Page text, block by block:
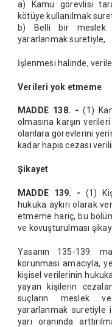
a) Kamu görevlisi
kötüye kullanılmak
b) Belli bir meslek
yararlanmak suretiyle,
İşlenmesi halinde,
Verileri yok etmeme
MADDE 138. - (1)
olmasına karşın
olanlara görevlerini
kadar hapis cezası
Şikayet
MADDE 139. - (1)
hukuka aykırı olarak
etmeme hariç, bu
ve kovuşturulması
Yasanın 135-139.
korunması amacıyla,
kişisel verilerinin
yayan kişilerin
suçların meslek ve
yararlanmak suretiyle
yarı oranında